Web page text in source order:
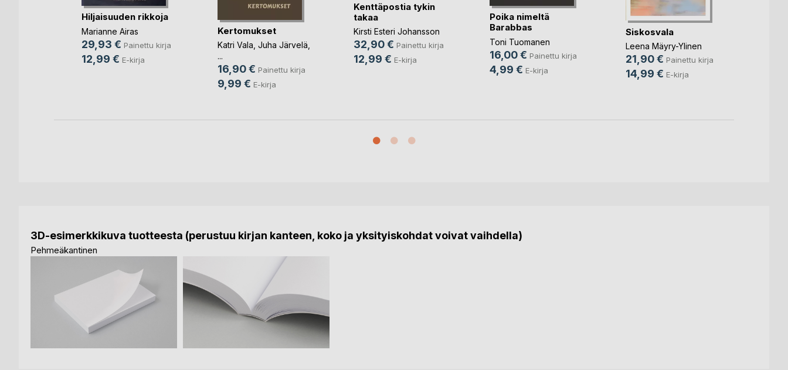
Hiljaisuuden rikkoja
Marianne Airas
29,93 € Painettu kirja
12,99 € E-kirja
Kertomukset
Katri Vala Juha Järvelä
...
16,90 € Painettu kirja
9,99 € E-kirja
Kenttäpostia tykin
takaa
Kirsti Esteri Johansson
32,90 € Painettu kirja
12,99 € E-kirja
Poika nimeltä
Barabbas
Toni Tuomanen
16,00 € Painettu kirja
4,99 € E-kirja
Siskosvala
Leena Mäyry-Ylinen
21,90 € Painettu kirja
14,99 € E-kirja
3D-esimerkkikuva tuotteesta (perustuu kirjan kanteen, koko ja yksityiskohdat voivat vaihdella)
Pehmeäkantinen